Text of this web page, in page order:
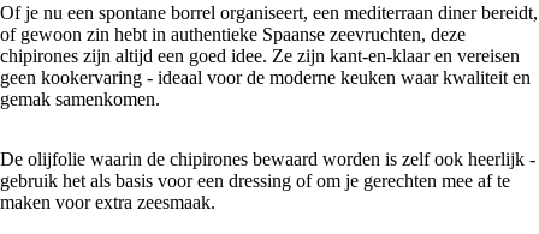
Of je nu een spontane borrel organiseert, een mediterraan diner bereidt,
of gewoon zin hebt in authentieke Spaanse zeevruchten, deze
chipirones zijn altijd een goed idee. Ze zijn kant-en-klaar en vereisen
geen kookervaring - ideaal voor de moderne keuken waar kwaliteit en
gemak samenkomen.
De olijfolie waarin de chipirones bewaard worden is zelf ook heerlijk -
gebruik het als basis voor een dressing of om je gerechten mee af te
maken voor extra zeesmaak.